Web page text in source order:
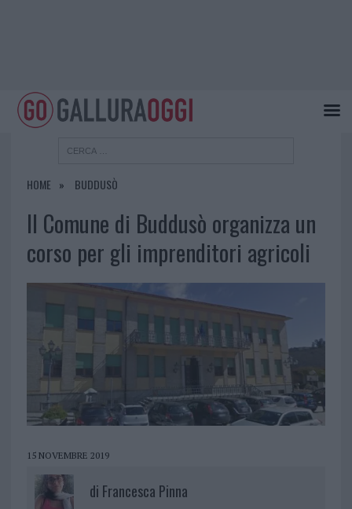
HOME BUDDUSÒ
Il Comune di Buddusò organizza un
corso per gli imprenditori agricoli
15 NOVEMBRE 2019
di Francesca Pinna